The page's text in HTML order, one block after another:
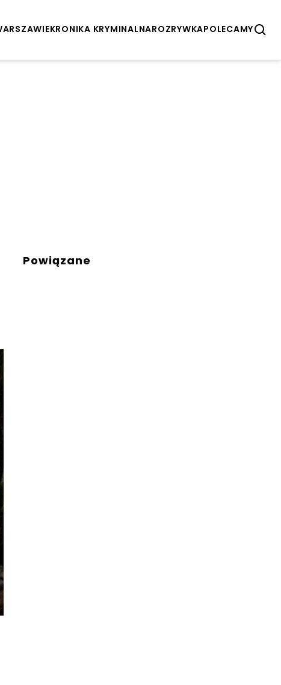
KRONIKA KRYMINALNAROZRYWKAPOLECAMY
Powiązane